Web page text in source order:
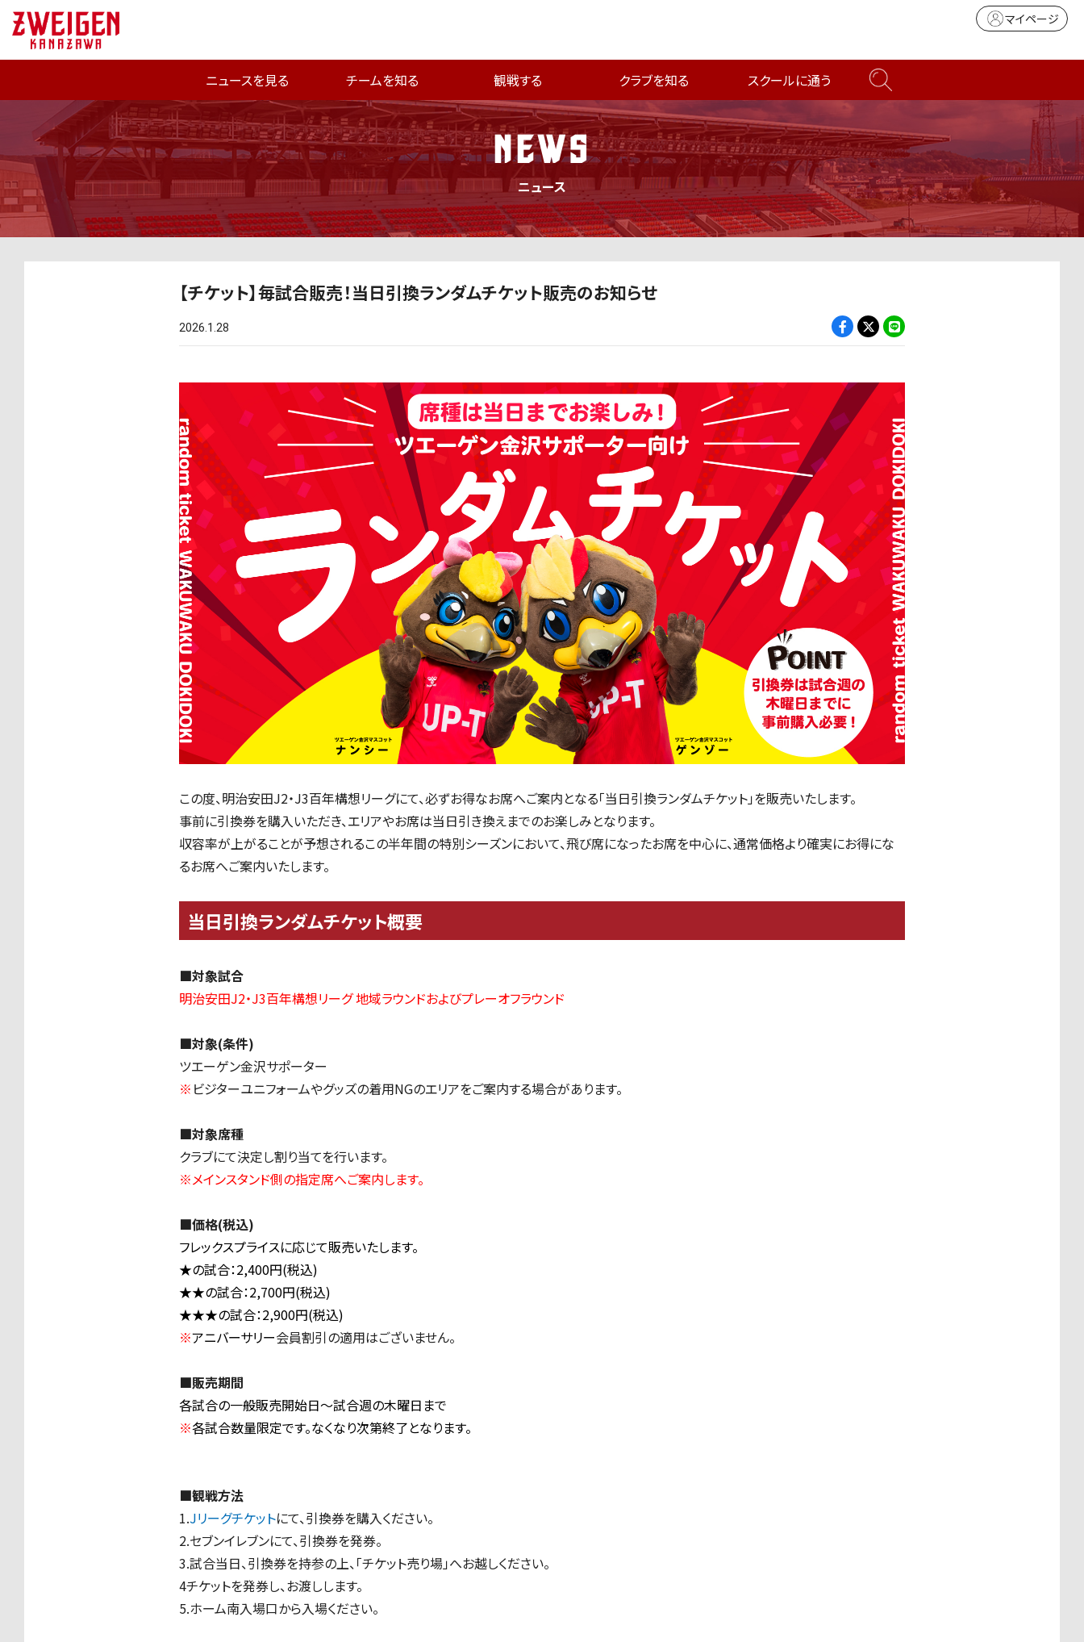
マイページ
ニュースを見る チームを知る 観戦する クラブを知る スクールに通う
NEWS
ニュース
【チケット】毎試合販売！当日引換ランダムチケット販売のお知らせ
2026.1.28
この度、明治安田J2・J3百年構想リーグにて、必ずお得なお席へご案内となる「当日引換ランダムチケット」を販売いたします。
事前に引換券を購入いただき、エリアやお席は当日引き換えまでのお楽しみとなります。
収容率が上がることが予想されるこの半年間の特別シーズンにおいて、飛び席になったお席を中心に、通常価格より確実にお得にな
るお席へご案内いたします。
当日引換ランダムチケット概要
■対象試合
明治安田J2・J3百年構想リーグ 地域ラウンドおよびプレーオフラウンド
■対象(条件)
ツエーゲン金沢サポーター
※ ビジターユニフォームやグッズの着用NGのエリアをご案内する場合があります。
■対象席種
クラブにて決定し割り当てを行います。
※メインスタンド側の指定席へご案内します。
■価格(税込)
フレックスプライスに応じて販売いたします。
★の試合：2,400円(税込)
★★の試合：2,700円(税込)
★★★の試合：2,900円(税込)
※アニバーサリー会員割引の適用はございません。
■販売期間
各試合の一般販売開始日〜試合週の木曜日まで
※各試合数量限定です。なくなり次第終了となります。
■観戦方法
1.Jリーグチケットにて、引換券を購入ください。
2.セブンイレブンにて、引換券を発券。
3.試合当日、引換券を持参の上、「チケット売り場」へお越しください。
4チケットを発券し、お渡しします。
5.ホーム南入場口から入場ください。